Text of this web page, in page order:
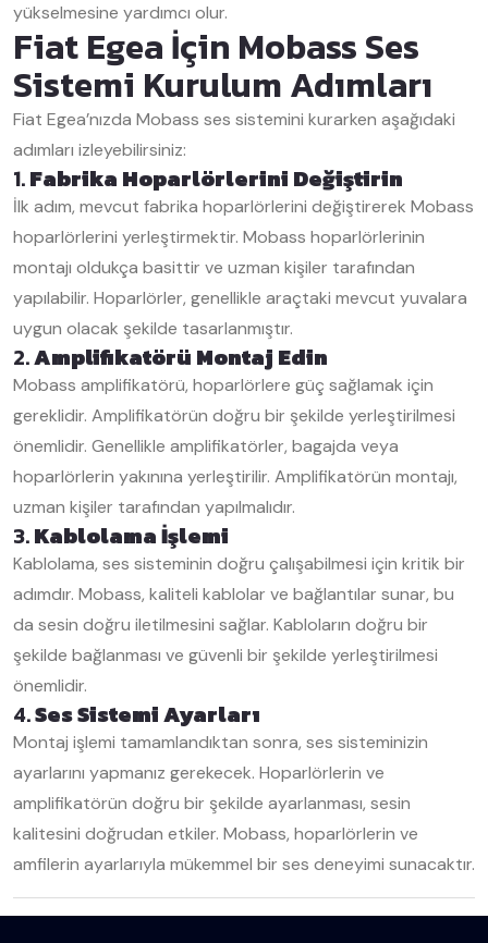
yükselmesine yardımcı olur.
Fiat Egea İçin Mobass Ses
Sistemi Kurulum Adımları
Fiat Egea’nızda Mobass ses sistemini kurarken aşağıdaki
adımları izleyebilirsiniz:
1.Fabrika Hoparlörlerini Değiştirin
İlk adım, mevcut fabrika hoparlörlerini değiştirerek Mobass
hoparlörlerini yerleştirmektir. Mobass hoparlörlerinin
montajı oldukça basittir ve uzman kişiler tarafından
yapılabilir. Hoparlörler, genellikle araçtaki mevcut yuvalara
uygun olacak şekilde tasarlanmıştır.
2.Amplifikatörü Montaj Edin
Mobass amplifikatörü, hoparlörlere güç sağlamak için
gereklidir. Amplifikatörün doğru bir şekilde yerleştirilmesi
önemlidir. Genellikle amplifikatörler, bagajda veya
hoparlörlerin yakınına yerleştirilir. Amplifikatörün montajı,
uzman kişiler tarafından yapılmalıdır.
3.Kablolama İşlemi
Kablolama, ses sisteminin doğru çalışabilmesi için kritik bir
adımdır. Mobass, kaliteli kablolar ve bağlantılar sunar, bu
da sesin doğru iletilmesini sağlar. Kabloların doğru bir
şekilde bağlanması ve güvenli bir şekilde yerleştirilmesi
önemlidir.
4.Ses Sistemi Ayarları
Montaj işlemi tamamlandıktan sonra, ses sisteminizin
ayarlarını yapmanız gerekecek. Hoparlörlerin ve
amplifikatörün doğru bir şekilde ayarlanması, sesin
kalitesini doğrudan etkiler. Mobass, hoparlörlerin ve
amfilerin ayarlarıyla mükemmel bir ses deneyimi sunacaktır.